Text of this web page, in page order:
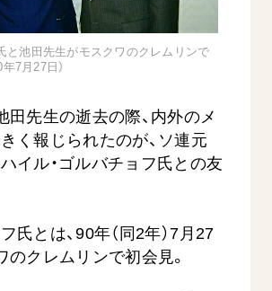
と池田先生がモスクワのクレムリンで
7月27日）
田先生の逝去の際、内外のメ
く報じられたのが、ソ連元
イル・ゴルバチョフ氏との友
氏とは、90年（同2年）7月27
のクレムリンで初会見。